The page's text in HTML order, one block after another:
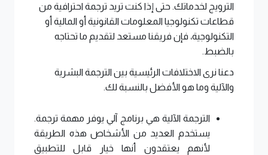
الترويج لخدماتك. حتى إذا كنت تريد ترجمة احترافية من
قطاعات تكنولوجيا المعلومات القانونية أو المالية أو
التكنولوجية، فإن فريقنا مستعد لتقديم ما تحتاجه
بالضبط.
دعنا نرى الاختلافات الرئيسية بين الترجمة البشرية
والآلية وما هو الأفضل بالنسبة لك.
الترجمة الآلية هي برنامج آلي يوفر مهمة ترجمة.
يستخدم العديد من الأشخاص هذه الطريقة
لأنهم يعتقدون أنها خيار قابل للتطبيق